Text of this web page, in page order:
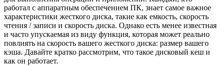
работал с аппаратным обеспечением ПК, знает самое важное
характеристики жесткого диска, такие как емкость, скорость
чтения / записи и скорость диска. Однако есть менее известная
и часто упускаемая из виду функция, которая может реально
повлиять на скорость вашего жесткого диска: размер вашего
кэша. Давайте кратко рассмотрим, что такое дисковый кеш и
как он работает.